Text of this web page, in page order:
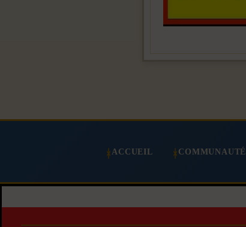
ACCUEIL COMMUNAUTÉ